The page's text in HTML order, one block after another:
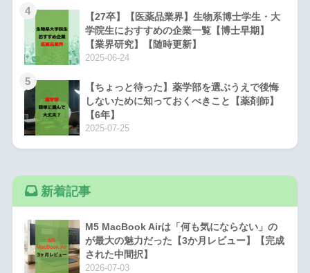
4
【27卒】【医薬品業界】生物系博士学生・大
学院生におすすめの企業一覧【博士早期】
【業界研究】【随時更新】
2025-06-24
5
【ちょっと待った】薬学部を選ぶうえで後悔
しないために知っておくべきこと【薬剤師】
【6年】
2025-07-25
新着記事
M5 MacBook Airは「何も気にならない」の
が最大の魅力だった【3か月レビュー】【完成
された中間択】
2026-07-03